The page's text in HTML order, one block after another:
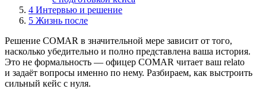
4 Интервью и решение
5 Жизнь после
Решение COMAR в значительной мере зависит от того,
насколько убедительно и полно представлена ваша история.
Это не формальность — офицер COMAR читает ваш relato
и задаёт вопросы именно по нему. Разбираем, как выстроить
сильный кейс с нуля.